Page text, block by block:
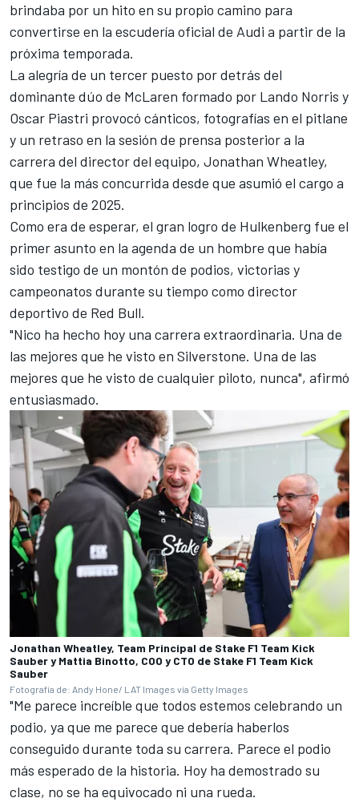
brindaba por un hito en su propio camino para
convertirse en la escudería oficial de Audi a partir de la
próxima temporada.
La alegría de un tercer puesto por detrás del
dominante dúo de McLaren formado por Lando Norris y
Oscar Piastri provocó cánticos, fotografías en el pitlane
y un retraso en la sesión de prensa posterior a la
carrera del director del equipo, Jonathan Wheatley,
que fue la más concurrida desde que asumió el cargo a
principios de 2025.
Como era de esperar, el gran logro de Hulkenberg fue el
primer asunto en la agenda de un hombre que había
sido testigo de un montón de podios, victorias y
campeonatos durante su tiempo como director
deportivo de Red Bull.
"Nico ha hecho hoy una carrera extraordinaria. Una de
las mejores que he visto en Silverstone. Una de las
mejores que he visto de cualquier piloto, nunca", afirmó
entusiasmado.
Jonathan Wheatley, Team Principal de Stake F1 Team Kick
Sauber y Mattia Binotto, COO y CTO de Stake F1 Team Kick
Sauber
Fotografía de: Andy Hone/ LAT Images vía Getty Images
"Me parece increíble que todos estemos celebrando un
podio, ya que me parece que debería haberlos
conseguido durante toda su carrera. Parece el podio
más esperado de la historia. Hoy ha demostrado su
clase, no se ha equivocado ni una rueda.